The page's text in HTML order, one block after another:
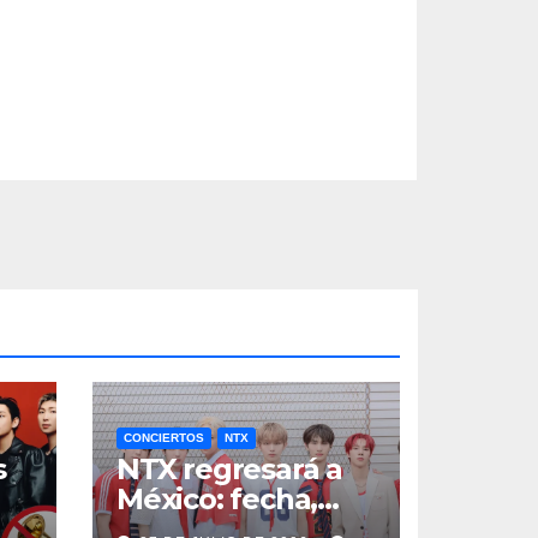
CONCIERTOS NTX
NTX regresará a
México: fecha,
boletos y